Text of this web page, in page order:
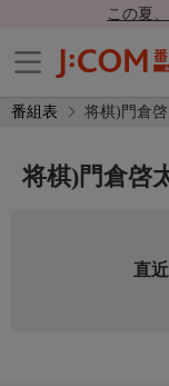
この夏
番組表 将棋)門倉
将棋)門倉啓
直